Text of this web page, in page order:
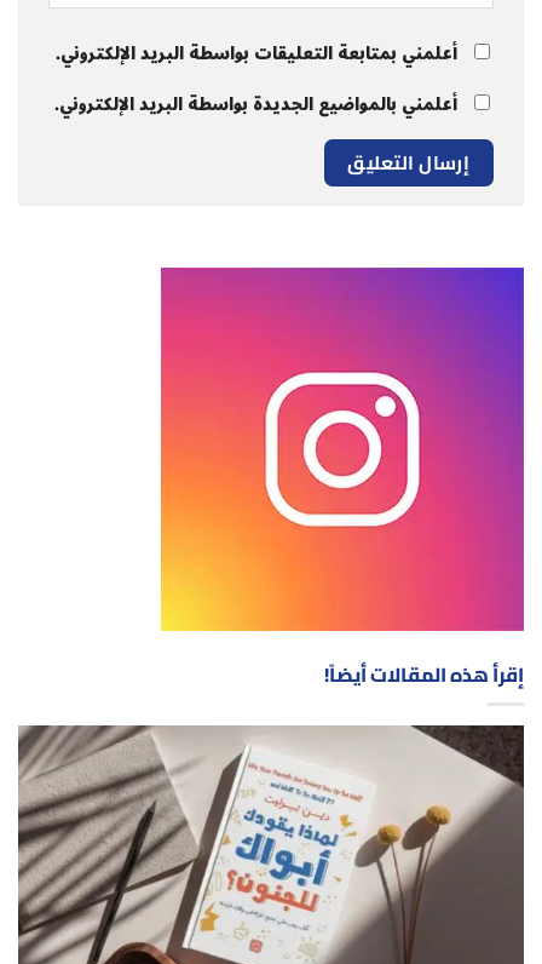
أعلمني بمتابعة التعليقات بواسطة البريد الإلكتروني.
أعلمني بالمواضيع الجديدة بواسطة البريد الإلكتروني.
إقرأ هذه المقالات أيضاً!